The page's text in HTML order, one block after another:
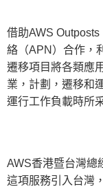
借助AWS
絡（APN）合作，
遷移項目將各類應
業，計劃，遷移和
運行工作負載時所
AWS香港暨台灣總
這項服務引入台灣